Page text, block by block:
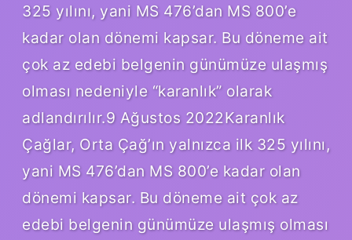
325 yılını, yani MS 476’dan MS 800’e
kadar olan dönemi kapsar. Bu döneme ait
çok az edebi belgenin günümüze ulaşmış
olması nedeniyle “karanlık” olarak
adlandırılır.9 Ağustos 2022Karanlık
Çağlar, Orta Çağ’ın yalnızca ilk 325 yılını,
yani MS 476’dan MS 800’e kadar olan
dönemi kapsar. Bu döneme ait çok az
edebi belgenin günümüze ulaşmış olması